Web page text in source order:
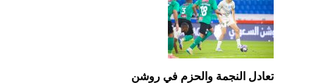
تعادل النجمة والحزم في روشن